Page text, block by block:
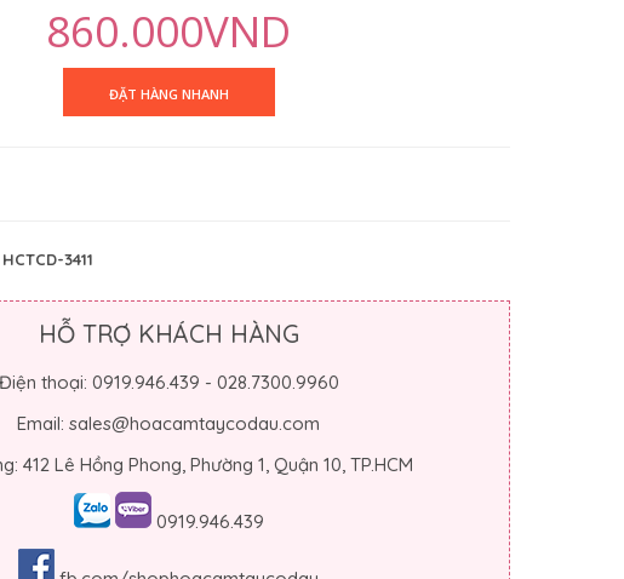
860.000VND
HCTCD-3411
HỖ TRỢ KHÁCH HÀNG
Điện thoại: 0919.946.439 - 028.7300.9960
Email: sales@hoacamtaycodau.com
412 Lê Hồng Phong, Phường 1, Quận 10, TP.HCM
0919.946.439